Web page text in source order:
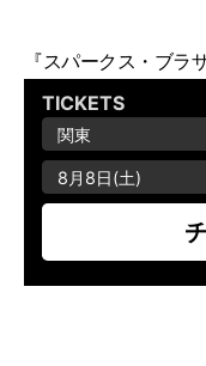
『スパークス・ブラ